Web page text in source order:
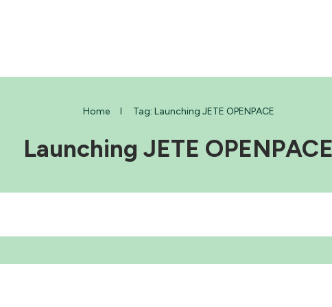
Home I Tag: Launching JETE OPENPACE
Launching JETE